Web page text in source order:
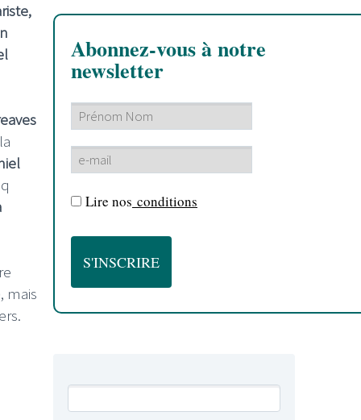
mais
Abonnez-vous à notre
newsletter
Lire nos conditions